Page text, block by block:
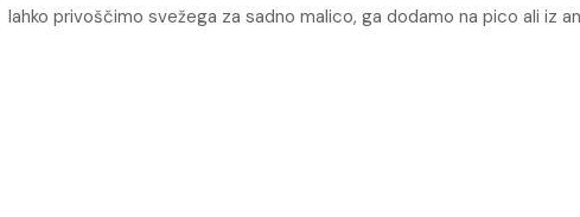
lahko privoščimo svežega za sadno malico, ga dodamo na pico ali iz